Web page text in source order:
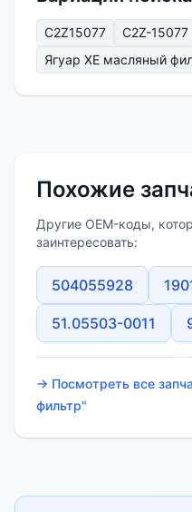
C2Z15077 C2Z-15077
Ягуар XE масляный
Похожие
Другие OEM-коды,
заинтересовать:
504055928
51.05503-0011
→ Посмотреть все
фильтр"